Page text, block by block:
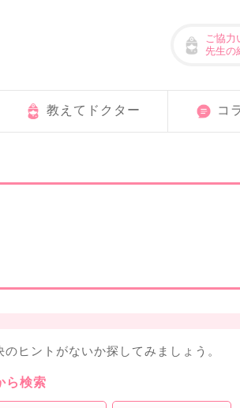
ご協力
先生の
教えてドクター コ
ヒントがないか探してみましょう。
ら検索